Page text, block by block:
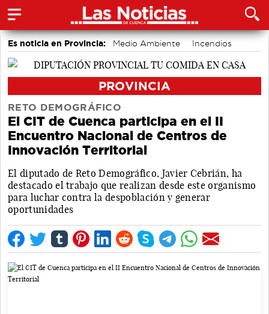
Es noticia en Provincia: Medio Ambiente
Incendios
accidentes laborales
PROVINCIA
RETO DEMOGRÁFICO
El CIT de Cuenca participa en el II
Encuentro Nacional de Centros de
Innovación Territorial
El diputado de Reto Demográfico, Javier Cebrián, ha
destacado el trabajo que realizan desde este organismo
para luchar contra la despoblación y generar
oportunidades